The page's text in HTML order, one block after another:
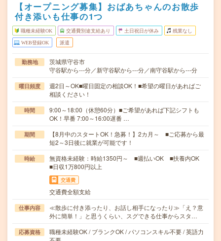
【オープニング募集】おばあちゃんのお散歩
付き添いも仕事の1つ
職種未経験OK 交通費別途支給あり 土日祝日が休み 残業なし
WEB登録OK 派遣
勤務地
茨城県守谷市
守谷駅から---分／新守谷駅から---分／南守谷駅から---分
曜日頻度
週2日～OK■曜日固定の相談OK！■希望の曜日があればご
相談ください！
時間
9:00～18:00（休憩60分）■ご希望があれば下記シフトも
OK！早番 7:00～16:00遅番 …
期間
【8月中のスタートOK！急募！】2カ月～ ■ご応募から最
短2～3日後に就業が可能です！
時給
無資格未経験：時給1350円～ ■週払いOK ■扶養内OK
■日収1万800円以上
交通費
交通費全額支給
仕事内容
≪散歩に付き添ったり、お話し相手になったり≫「え？意
外に簡単！」と思うくらい、スグできる仕事からスタ…
応募資格
職種未経験OK / ブランクOK / パソコンスキル不要 / 英語力